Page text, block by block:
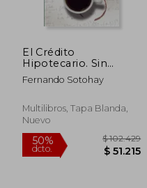
El Crédito
Hipotecario. Sin
Rollos
Fernando Sotohay
Multilibros, Tapa Blanda,
Nuevo